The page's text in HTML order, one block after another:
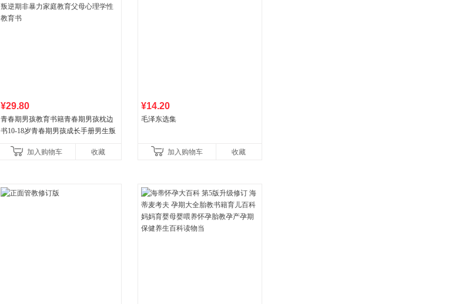
¥29.80
青春期男孩教育书籍青春期男孩枕边
书10-18岁青春期男孩成长手册男生叛
育书
加入购物车 收藏
¥14.20
毛泽东选集
加入购物车 收藏